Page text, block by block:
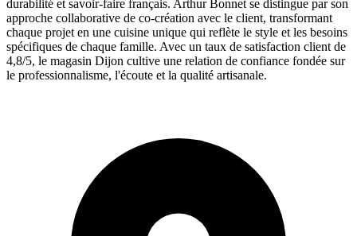
durabilité et savoir-faire français. Arthur Bonnet se distingue par son
approche collaborative de co-création avec le client, transformant
chaque projet en une cuisine unique qui reflète le style et les besoins
spécifiques de chaque famille. Avec un taux de satisfaction client de
4,8/5, le magasin Dijon cultive une relation de confiance fondée sur
le professionnalisme, l'écoute et la qualité artisanale.